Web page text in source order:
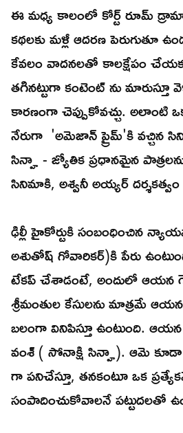
ఈ మధ్య కాలంలో కోర్ట్ రూమ్
కథలకు మళ్లీ ఆదరణ పెరుగుతూ
కేవలం వాదనలతో కాలక్షేపం
తగినట్టుగా కంటెంట్ ను మారుస్తూ
కారణంగా చెప్పుకోవచ్చు. అలాంటి
నేరుగా 'అమెజాన్ ప్రైమ్'కి వచ్చిన
సిన్హా - జ్యోతిక ప్రధానమైన
సినిమాకి, అశ్వనీ అయ్యర్
ఢిల్లీ హైకోర్టుకి సంబంధించిన
అశుతోష్ గోవారికర్)కి పేరు
టేకప్ చేశాడంటే, అందులో ఆయన
శ్రీమంతుల కేసులను మాత్రమే
బలంగా వినిపిస్తూ ఉంటుంది.
వంశ్ ( సోనాక్షి సిన్హా). ఆమె
గా పనిచేస్తూ, తనకంటూ ఒక
సంపాదించుకోవాలనే పట్టుదలతో